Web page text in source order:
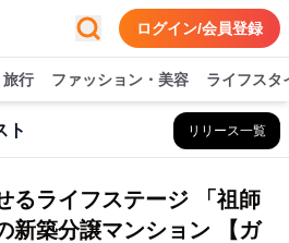
ログイン/会員登録
旅行 ファッション・美容 ライフスタ
ト リリース一覧
るライフステージ 「祖師
新築分譲マンション 【ガ